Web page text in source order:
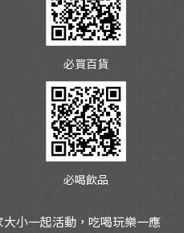
必買百貨
必喝飲品
大小一起活動，吃喝玩樂一應